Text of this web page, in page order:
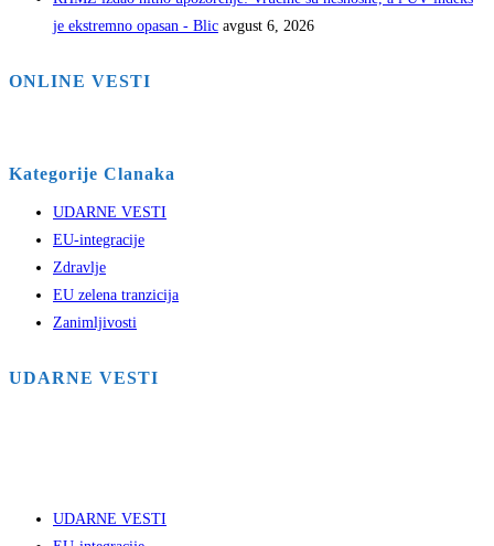
je ekstremno opasan - Blic avgust 6, 2026
ONLINE VESTI
Kategorije Clanaka
UDARNE VESTI
EU-integracije
Zdravlje
EU zelena tranzicija
Zanimljivosti
UDARNE VESTI
UDARNE VESTI